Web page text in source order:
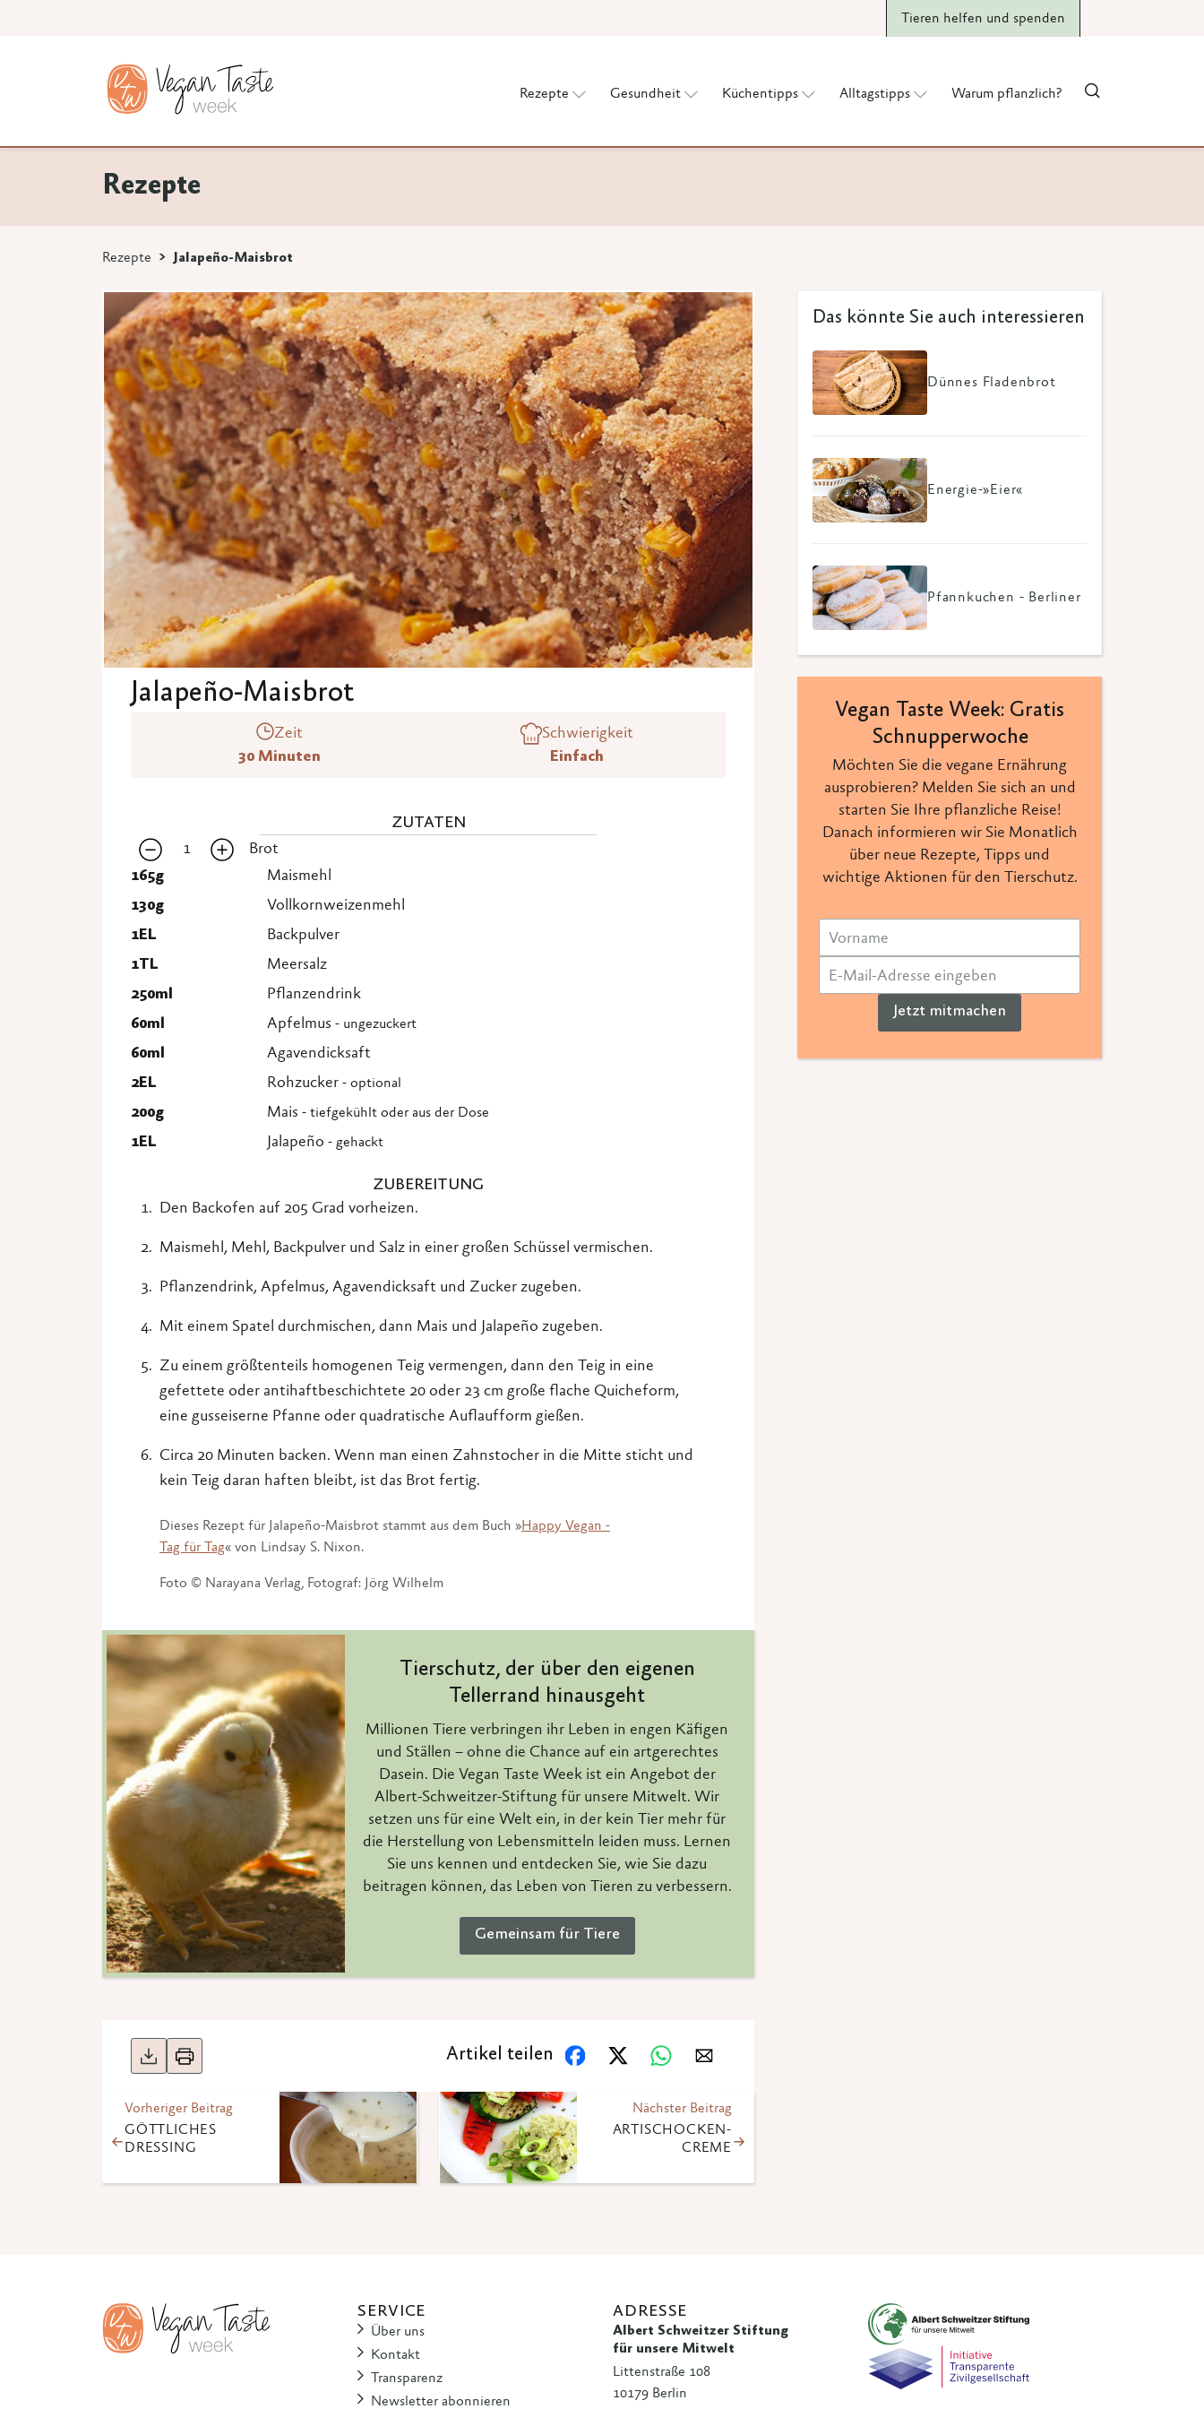
Tieren helfen und spenden
Rezepte Gesundheit Küchentipps Alltagstipps Warum pflanzlich?
Rezepte
Rezepte Jalapeño-Maisbrot
Jalapeño-Maisbrot
Zeit
30 Minuten
Schwierigkeit
Einfach
ZUTATEN
1
Brot
165g
Maismehl
130g
Vollkornweizenmehl
1EL
Backpulver
1TL
Meersalz
250ml
Pflanzendrink
60ml Apfelmus - ungezuckert
60ml
Agavendicksaft
2EL Rohzucker - optional
200g Mais - tiefgekühlt oder aus der Dose
1EL Jalapeño - gehackt
ZUBEREITUNG
Den Backofen auf 205 Grad vorheizen.
Maismehl, Mehl, Backpulver und Salz in einer großen Schüssel vermischen.
Pflanzendrink, Apfelmus, Agavendicksaft und Zucker zugeben.
Mit einem Spatel durchmischen, dann Mais und Jalapeño zugeben.
Zu einem größtenteils homogenen Teig vermengen, dann den Teig in eine
gefettete oder antihaftbeschichtete 20 oder 23 cm große flache Quicheform,
eine gusseiserne Pfanne oder quadratische Auflaufform gießen.
Circa 20 Minuten backen. Wenn man einen Zahnstocher in die Mitte sticht und
kein Teig daran haften bleibt, ist das Brot fertig.
Dieses Rezept für Jalapeño-Maisbrot stammt aus dem Buch »Happy Vegan -
Tag für Tag« von Lindsay S. Nixon.
Foto © Narayana Verlag, Fotograf: Jörg Wilhelm
Tierschutz, der über den eigenen
Tellerrand hinausgeht
Millionen Tiere verbringen ihr Leben in engen Käfigen
und Ställen – ohne die Chance auf ein artgerechtes
Dasein. Die Vegan Taste Week ist ein Angebot der
Albert-Schweitzer-Stiftung für unsere Mitwelt. Wir
setzen uns für eine Welt ein, in der kein Tier mehr für
die Herstellung von Lebensmitteln leiden muss. Lernen
Sie uns kennen und entdecken Sie, wie Sie dazu
beitragen können, das Leben von Tieren zu verbessern.
Gemeinsam für Tiere
Artikel teilen
Vorheriger Beitrag
GÖTTLICHES
DRESSING
Nächster Beitrag
ARTISCHOCKEN-
CREME
Das könnte Sie auch interessieren
Dünnes Fladenbrot
Energie-»Eier«
Pfannkuchen - Berliner
Vegan Taste Week: Gratis
Schnupperwoche
Möchten Sie die vegane Ernährung
ausprobieren? Melden Sie sich an und
starten Sie Ihre pflanzliche Reise!
Danach informieren wir Sie Monatlich
über neue Rezepte, Tipps und
wichtige Aktionen für den Tierschutz.
Jetzt mitmachen
SERVICE
Über uns
Kontakt
Transparenz
Newsletter abonnieren
ADRESSE
Albert Schweitzer Stiftung
für unsere Mitwelt
Littenstraße 108
10179 Berlin